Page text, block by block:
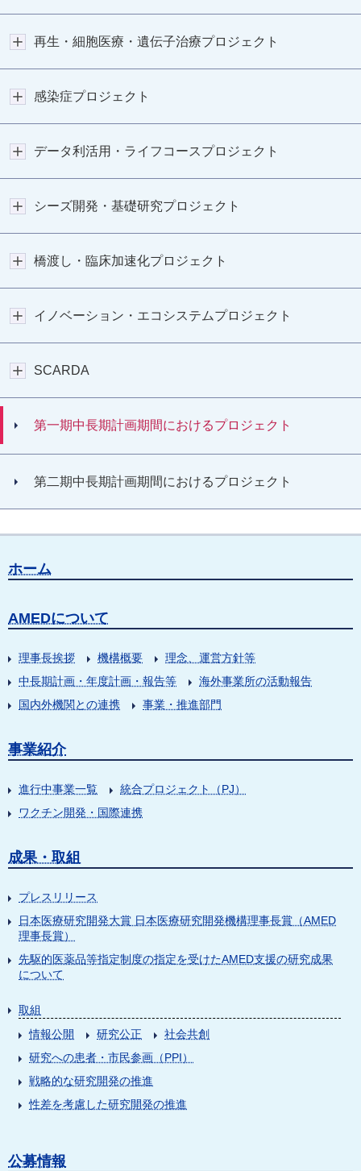
再生・細胞医療・遺伝子治療プロジェクト
感染症プロジェクト
データ利活用・ライフコースプロジェクト
シーズ開発・基礎研究プロジェクト
橋渡し・臨床加速化プロジェクト
イノベーション・エコシステムプロジェクト
SCARDA
第一期中長期計画期間におけるプロジェクト
第二期中長期計画期間におけるプロジェクト
ホーム
AMEDについて
理事長挨拶 機構概要
理念、運営方針等
中長期計画・年度計画・報告等
海外事業所の活動報告
国内外機関との連携
事業・推進部門
事業紹介
進行中事業一覧
統合プロジェクト（PJ）
ワクチン開発・国際連携
成果・取組
プレスリリース
日本医療研究開発大賞 日本医療研究開発機構理事長賞（AMED
理事長賞）
先駆的医薬品等指定制度の指定を受けたAMED支援の研究成果
について
取組
情報公開
研究公正
社会共創
研究への患者・市民参画（PPI）
戦略的な研究開発の推進
性差を考慮した研究開発の推進
公募情報